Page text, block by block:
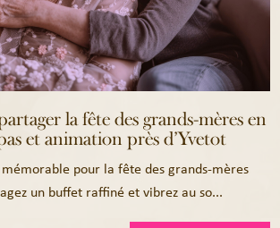
la fête des grands-mères en
et animation près d’Yvetot
pour la fête des grands-mères
un buffet raffiné et vibrez au so...